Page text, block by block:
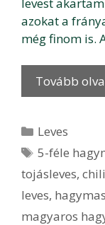
azokat a
még finom is.
Tovább
Kategória
Leves
Címkék
5-féle
tojásleves, chili
leves,
magyaros